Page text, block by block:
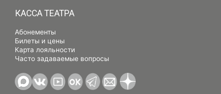
КАССА ТЕАТРА
Абонементы
Билеты и цены
Карта лояльности
Часто задаваемые вопросы